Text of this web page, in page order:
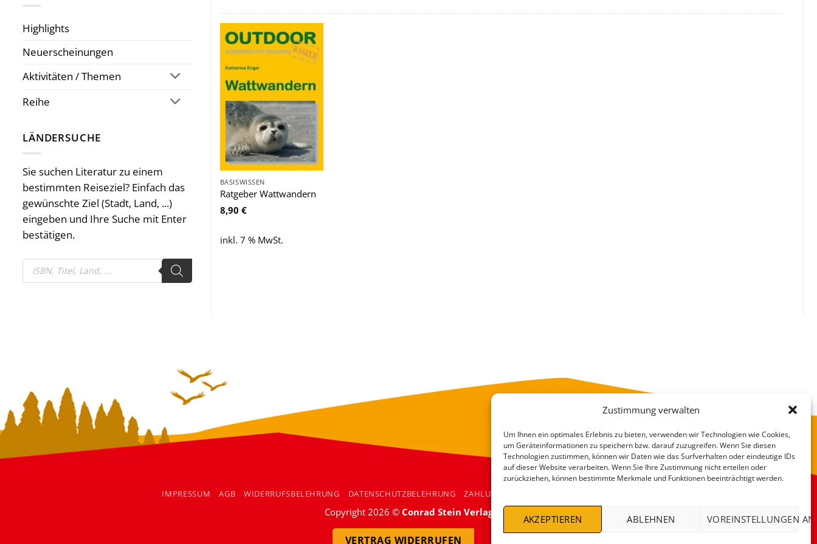
Zustimmung verwalten
Um Ihnen ein optimales Erlebnis zu bieten, verwenden wir Technologien wie Cookies,
um Geräteinformationen zu speichern bzw. darauf zuzugreifen. Wenn Sie diesen
Technologien zustimmen, können wir Daten wie das Surfverhalten oder eindeutige IDs
auf dieser Website verarbeiten. Wenn Sie Ihre Zustimmung nicht erteilen oder
zurückziehen, können bestimmte Merkmale und Funktionen beeinträchtigt werden.
AKZEPTIEREN ABLEHNEN VOREINSTELLUNGEN
Highlights
Neuerscheinungen
Aktivitäten / Themen
Reihe
LÄNDERSUCHE
Sie suchen Literatur zu einem
bestimmten Reiseziel? Einfach das
gewünschte Ziel (Stadt, Land, ...)
eingeben und Ihre Suche mit Enter
bestätigen.
Products
search
Zu
hinzufügen
BASISWISSEN
Ratgeber Wattwandern
8,90 €
inkl. 7 % MwSt.
IMPRESSUM AGB WIDERRUFSBELEHRUNG DATENSCHUTZBELEHRUNG ZAHLUNGSARTEN
Copyright 2026 © Conrad Stein Verlag
VERTRAG WIDERRUFEN